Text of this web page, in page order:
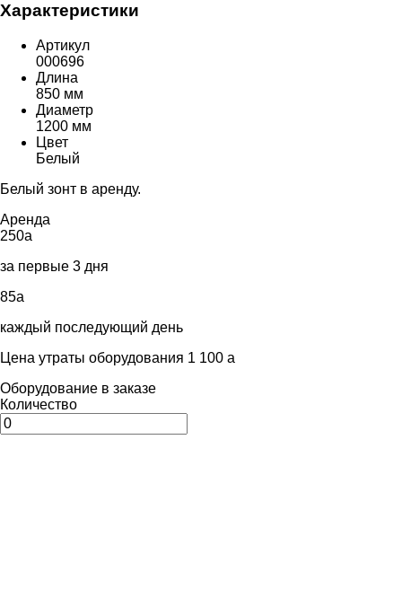
Характеристики
Артикул
000696
Длина
850 мм
Диаметр
1200 мм
Цвет
Белый
Белый зонт в аренду.
Аренда
250a
за первые 3 дня
85a
каждый последующий день
Цена утраты оборудования 1 100 a
Оборудование в заказе
Количество